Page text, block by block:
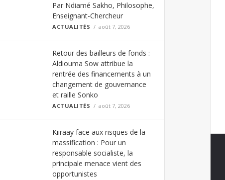
Par Ndiamé Sakho, Philosophe,
Enseignant-Chercheur
ACTUALITÉS août 7, 2026
Retour des bailleurs de fonds :
Aldiouma Sow attribue la
rentrée des financements à un
changement de gouvernance
et raille Sonko
ACTUALITÉS août 7, 2026
Kiiraay face aux risques de la
massification : Pour un
responsable socialiste, la
principale menace vient des
opportunistes